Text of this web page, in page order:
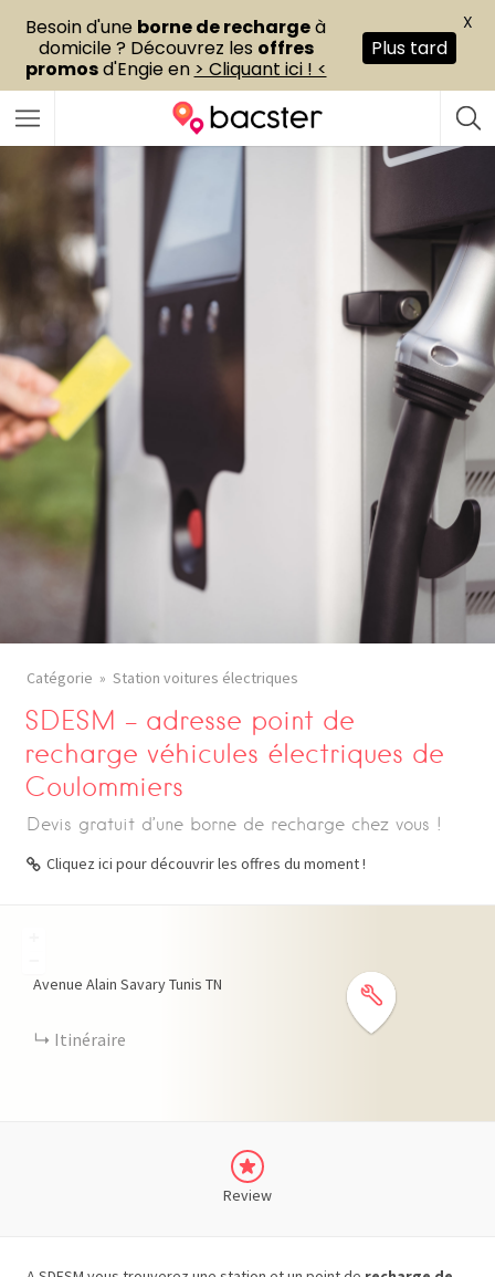
Catégorie Station voitures électriques
SDESM – adresse point de
recharge véhicules électriques de
Coulommiers
Devis gratuit d’une borne de recharge chez vous !
Cliquez ici pour découvrir les offres du moment !
Avenue Alain SavaryTunis TN
Itinéraire
Review
Besoin d'une borne de rechargeà
domicile ? Découvrez les offres
promosd'Engie en > Cliquant ici ! <
Plus tard
X